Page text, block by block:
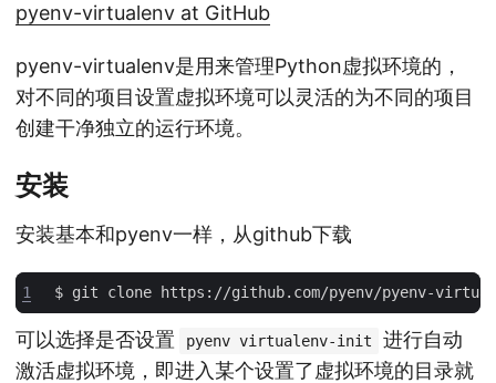
pyenv-virtualenv at GitHub
pyenv-virtualenv是用来管理Python虚拟环境的，
对不同的项目设置虚拟环境可以灵活的为不同的项目
创建干净独立的运行环境。
安装
安装基本和pyenv一样，从github下载
1 $ git clone https://github.com/pyenv/pyenv-
可以选择是否设置 pyenv virtualenv-init
进行自动
激活虚拟环境，即进入某个设置了虚拟环境的目录就